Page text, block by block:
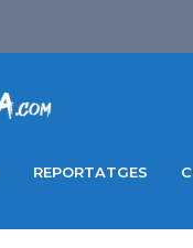
REPORTATGES